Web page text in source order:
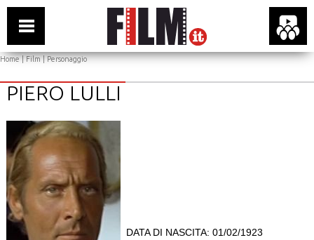
Home|Film| Personaggio
PIERO LULLI
DATA DI NASCITA: 01/02/1923